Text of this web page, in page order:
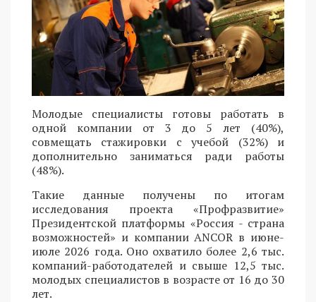
Молодые специалисты готовы работать в
одной компании от 3 до 5 лет (40%),
совмещать стажировки с учебой (32%) и
дополнительно заниматься ради работы
(48%).
Такие данные получены по итогам
исследования проекта «Профразвитие»
Президентской платформы «Россия - страна
возможностей» и компании ANCOR в июне-
июле 2026 года. Оно охватило более 2,6 тыс.
компаний-работодателей и свыше 12,5 тыс.
молодых специалистов в возрасте от 16 до 30
лет.